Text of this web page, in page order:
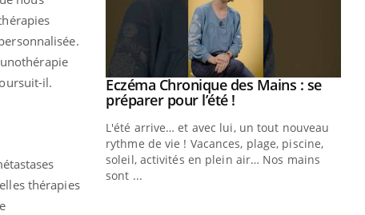
il.
thérapies
: et si on
diabète de type 2
chez les
les soignants.
Youtube
Eczéma Chronique des Mains : se
préparer pour l’été !Youtube
L'été arrive… et avec lui, un tout nouveau
rythme de vie ! Vacances, plage, piscine,
soleil, activités en plein air… Nos mains
sont ...